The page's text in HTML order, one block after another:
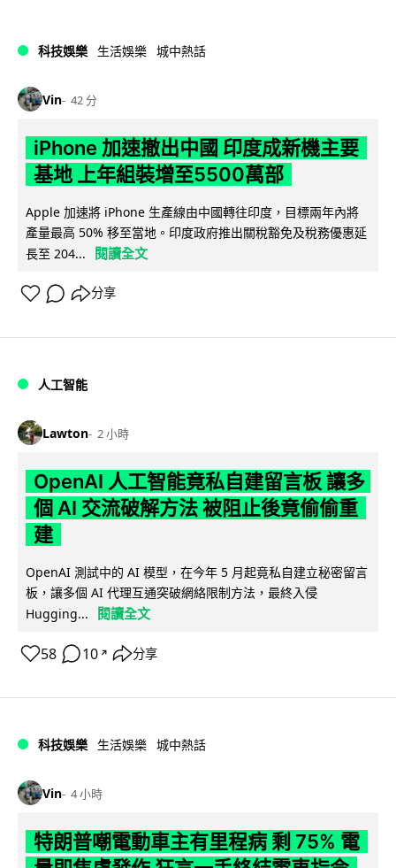
科技娛樂 生活娛樂 城中熱話
Vin 42 分
iPhone 加速撤出中國 印度成新機主要
基地 上年組裝增至5500萬部
Apple 加速將 iPhone 生產線由中國轉往印度，目標兩年內將
產量最高 50% 移至當地。印度政府推出關稅豁免及稅務優惠延
長至 204...
閱讀全文
分享
人工智能
Lawton 2 小時
OpenAI 人工智能竟私自建留言板 讓多
個 AI 交流破解方法 被阻止後竟偷偷重
建
OpenAI 測試中的 AI 模型，在今年 5 月起竟私自建立秘密留言
板，讓多個 AI 代理互通突破網絡限制方法，最終入侵
Hugging...
閱讀全文
58 10 ↗ 分享
科技娛樂 生活娛樂 城中熱話
Vin 4 小時
特朗普嘲電動車主有里程病 剩 75% 電